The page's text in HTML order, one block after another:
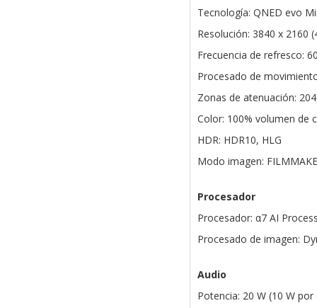
Tecnología: QNED evo
Resolución: 3840 x 2160
Frecuencia de refresco:
Procesado de
Zonas de atenuación:
Color: 100% volumen de
HDR: HDR10, HLG
Modo imagen:
Procesador
Procesador: α7 AI
Procesado de imagen:
Audio
Potencia: 20 W (10 W por